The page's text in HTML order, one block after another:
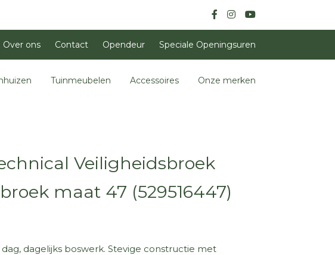
Over ons Contact Opendeur Speciale Openingsuren
Tuinmeubelen Accessoires Onze merken
Veiligheidsbroek
maat 47 (529516447)
dagelijks boswerk. Stevige constructie met